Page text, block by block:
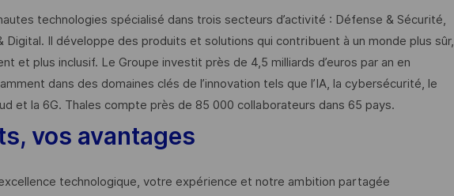
technologies spécialisé dans trois secteurs d’activité : Défense & Sécurité,
Digital. Il développe des produits et solutions qui contribuent à un monde plus sûr,
et plus inclusif. Le Groupe investit près de 4,5 milliards d’euros par an en
dans des domaines clés de l’innovation tels que l’IA, la cybersécurité, le
et la 6G. Thales compte près de 85 000 collaborateurs dans 65 pays.
vos avantages
technologique, votre expérience et notre ambition partagée